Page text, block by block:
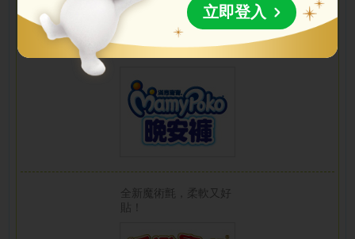
立即登入
8次尿量超強吸收
不尿濕床單，整晚安心
全新魔術氈，柔軟又好
貼！